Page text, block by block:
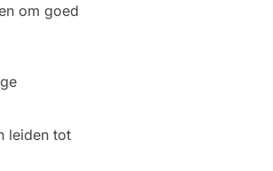
om goed
leiden tot